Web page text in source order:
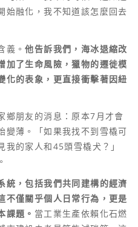
始融化，我不知道該怎麼回去
義。他告訴我們，海冰退縮改
加了生命風險，獵物的遷徙模
化的表象，更直接衝擊著因紐
鄉朋友的消息：原本7月才會
變薄。「如果我找不到雪橇可
的家人和45頭雪橇犬？」
統，包括我們共同建構的經濟
不僅關乎個人日常行為，更是
課題。 當工業生產依賴化石燃